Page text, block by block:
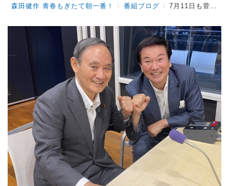
森田健作 青春もぎたて朝一番！ 〉番組ブログ 〉7月11日も菅義偉内閣総理大臣がゲスト！